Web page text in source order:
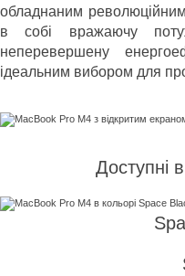
обладнаним
в собі вражаючу
неперевершену
ідеальним вибором для
Доступні